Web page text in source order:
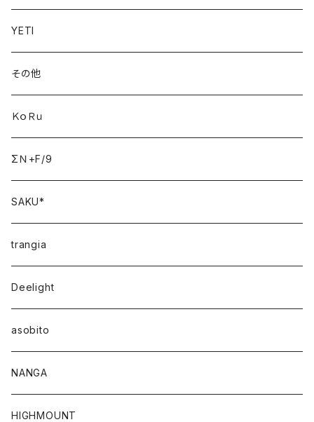
YETI
その他
ＫｏＲｕ
ΣＮ+F/9
SAKU*
trangia
Deelight
asobito
NANGA
HIGHMOUNT